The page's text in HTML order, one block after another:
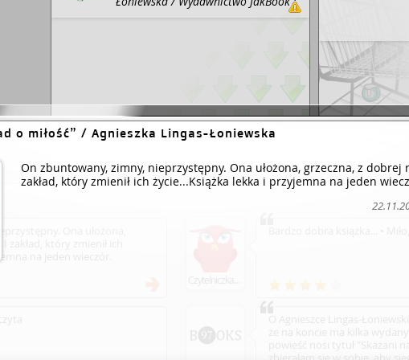
Ona ułożona,
zakład, który zmienił ich
na jeden wieczór.
Bardzo dobra książka... •
O Agnieszce Lingas-
że na koncie ma kilka
powieść nosi tytuł "Skazani
o miłość / Agnieszka Lingas-Łoniewska
On zbuntowany, zimny, nieprzystępny. Ona ułożona, grzeczna, z dobrej
zakład, który zmienił ich życie...Książka lekka i przyjemna na jeden